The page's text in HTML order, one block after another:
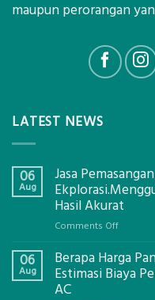
maupun perorangan
LATEST NEWS
06
Aug
Jasa
Hasil Akurat
Comments Offon
06
Aug
Berapa Harga
Estimasi Biaya
AC